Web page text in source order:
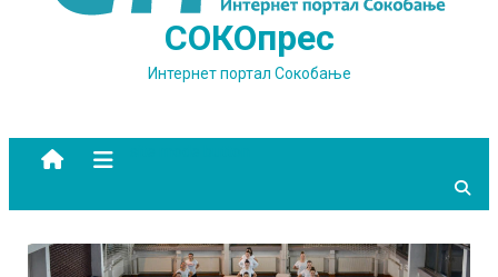
СОКОпрес
Интернет портал Сокобање